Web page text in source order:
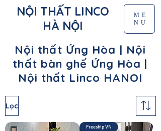
NỘI THẤT LINCO
HÀ NỘI
ME
NU
Nội thất Ứng Hòa | Nội
thất bàn ghế Ứng Hòa |
Nội thất Linco HANOI
Lọc
Freeship VN